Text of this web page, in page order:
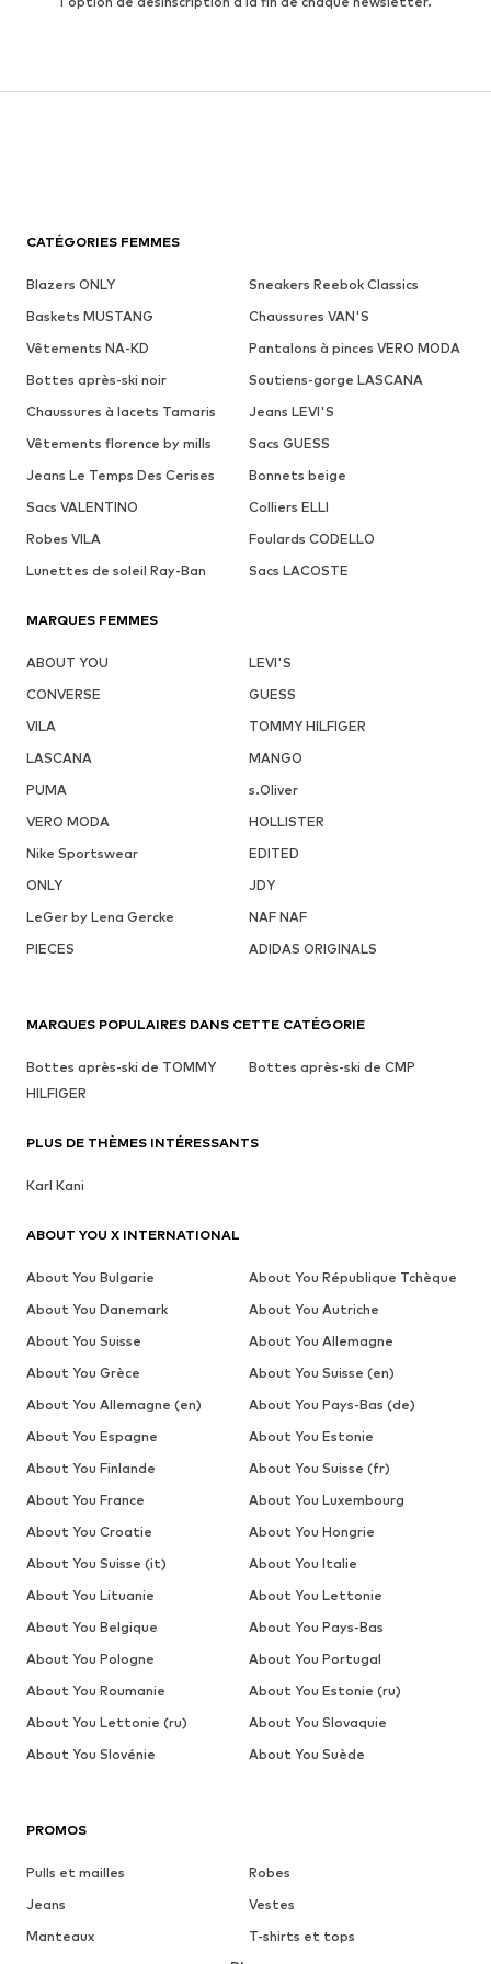
CATÉGORIES FEMMES
Blazers ONLY
Sneakers Reebok Classics
Baskets MUSTANG
Chaussures VAN'S
Vêtements NA-KD
Pantalons à pinces VERO MODA
Bottes après-ski noir
Soutiens-gorge LASCANA
Chaussures à lacets Tamaris
Jeans LEVI'S
Vêtements florence by mills
Sacs GUESS
Jeans Le Temps Des Cerises
Bonnets beige
Sacs VALENTINO
Colliers ELLI
Robes VILA
Foulards CODELLO
Lunettes de soleil Ray-Ban
Sacs LACOSTE
MARQUES FEMMES
ABOUT YOU
LEVI'S
CONVERSE
GUESS
VILA
TOMMY HILFIGER
LASCANA
MANGO
PUMA
s.Oliver
VERO MODA
HOLLISTER
Nike Sportswear
EDITED
ONLY
JDY
LeGer by Lena Gercke
NAF NAF
PIECES
ADIDAS ORIGINALS
PROMOS
Pulls et mailles
Robes
Jeans
Vestes
Manteaux
T-shirts et tops
MARQUES POPULAIRES DANS CETTE CATÉGORIE
Bottes après-ski de TOMMY
HILFIGER
Bottes après-ski de CMP
PLUS DE THÈMES INTÉRESSANTS
Karl Kani
ABOUT YOU X INTERNATIONAL
About You Bulgarie
About You République Tchèque
About You Danemark
About You Autriche
About You Suisse
About You Allemagne
About You Grèce
About You Suisse (en)
About You Allemagne (en)
About You Pays-Bas (de)
About You Espagne
About You Estonie
About You Finlande
About You Suisse (fr)
About You France
About You Luxembourg
About You Croatie
About You Hongrie
About You Suisse (it)
About You Italie
About You Lituanie
About You Lettonie
About You Belgique
About You Pays-Bas
About You Pologne
About You Portugal
About You Roumanie
About You Estonie (ru)
About You Lettonie (ru)
About You Slovaquie
About You Slovénie
About You Suède